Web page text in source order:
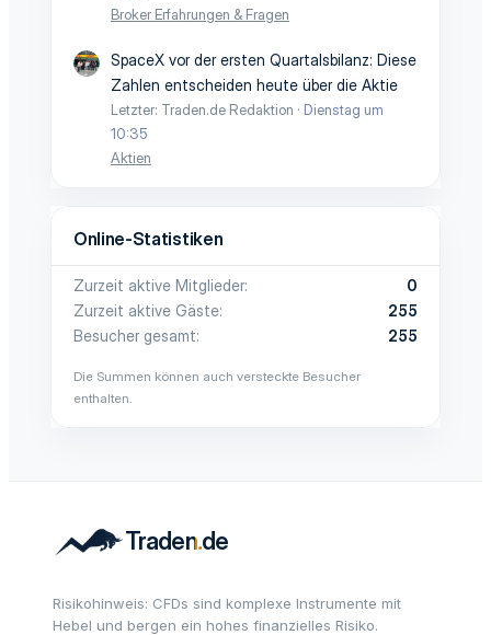
Broker Erfahrungen & Fragen
SpaceX vor der ersten Quartalsbilanz: Diese
Zahlen entscheiden heute über die Aktie
Letzter: Traden.de Redaktion
Dienstag um
10:35
Aktien
Online-Statistiken
Zurzeit aktive Mitglieder
0
Zurzeit aktive Gäste
255
Besucher gesamt
255
Die Summen können auch versteckte Besucher
enthalten.
Risikohinweis: CFDs sind komplexe Instrumente mit
Hebel und bergen ein hohes finanzielles Risiko.